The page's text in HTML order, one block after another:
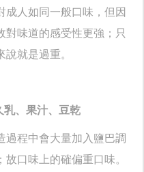
成人如同一般口味，但因
對味道的感受性更強；只
就是過重。
乳、果汁、豆乾
過程中會大量加入鹽巴調
口味上的確偏重口味。